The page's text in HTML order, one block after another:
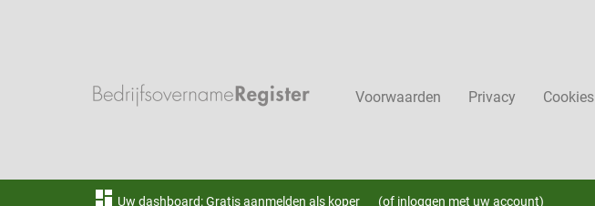
dashboard Uw dashboard: Gratis aanmelden als koper (of inloggen met uw account)
Voorwaarden Privacy Cookies